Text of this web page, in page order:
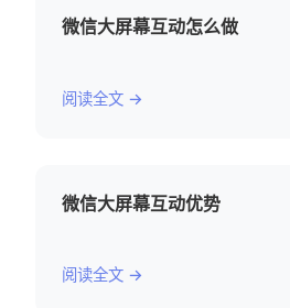
微信大屏幕互动怎么做
阅读全文 →
微信大屏幕互动优势
阅读全文 →